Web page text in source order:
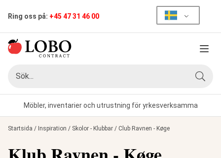
Ring oss på: +45 47 31 46 00
Meny
Sök
Möbler, inventarier och utrustning för yrkesverksamma
Startsida / Inspiration / Skolor - Klubbar / Club Ravnen - Køge